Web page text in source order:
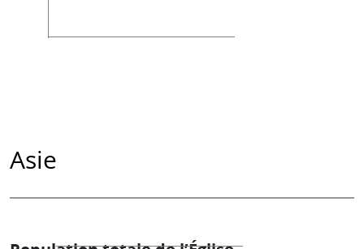
Asie